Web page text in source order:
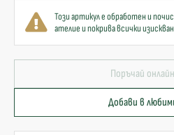
Този артикул е обработен и
ателие и покрива всички
Поръчай онлайн
Добави в